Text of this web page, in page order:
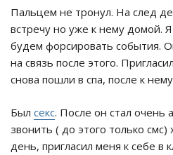
Пальцем не тронул. На след
встречу но уже к нему домой.
будем форсировать события.
на связь после этого.
снова пошли в спа, после к
Был секс. После он стал очень
звонить ( до этого только
день, пригласил меня к себе в